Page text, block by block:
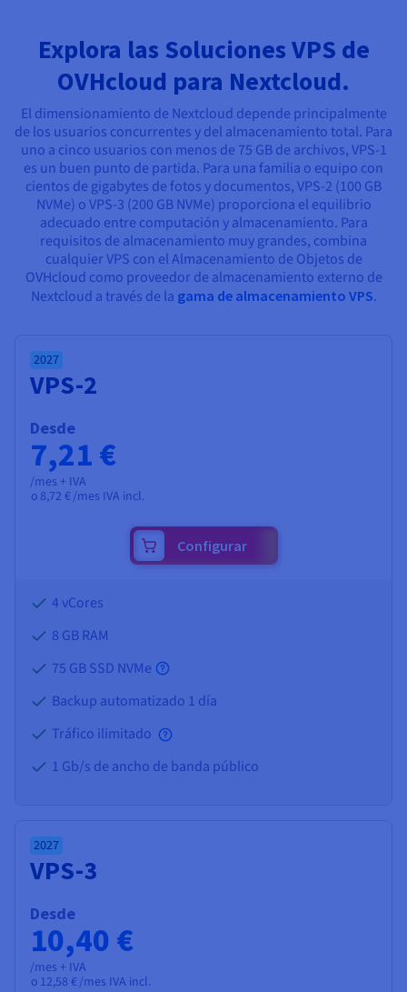
Disponibilidad por regiones
Documentación
Roadmap & Changelog
Roadmap y Changelog
Explora las Soluciones VPS de
OVHcloud para Nextcloud.
El dimensionamiento de Nextcloud depende principalmente
de los usuarios concurrentes y del almacenamiento total. Para
uno a cinco usuarios con menos de 75 GB de archivos, VPS-1
es un buen punto de partida. Para una familia o equipo con
cientos de gigabytes de fotos y documentos, VPS-2 (100 GB
NVMe) o VPS-3 (200 GB NVMe) proporciona el equilibrio
adecuado entre computación y almacenamiento. Para
requisitos de almacenamiento muy grandes, combina
cualquier VPS con el Almacenamiento de Objetos de
OVHcloud como proveedor de almacenamiento externo de
Nextcloud a través de la gama de almacenamiento VPS.
2027
VPS-2
Desde
7,21 €
/mes + IVA
o 8,72 € /mes IVA incl.
Configurar
4 vCores
8 GBRAM
75 GB SSD NVMe
Backup automatizado 1 día
Tráfico ilimitado
1 Gb/s de ancho de banda público
2027
VPS-3
Desde
10,40 €
/mes + IVA
o 12,58 € /mes IVA incl.